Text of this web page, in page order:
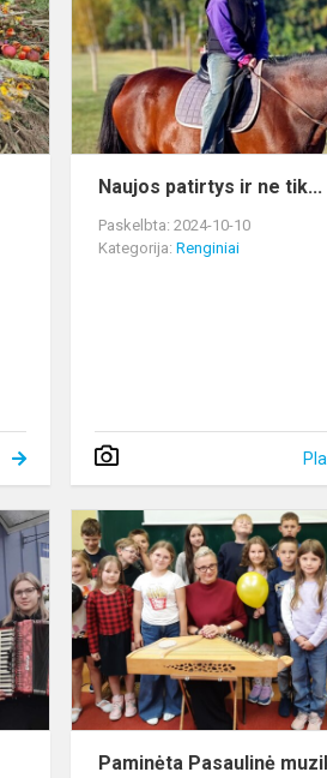
Naujos patirtys ir ne tik...
Paskelbta: 2024-10-10
Kategorija:Renginiai
Vyresnio
amžiaus
žmonių
savaitė
Paminėta Pasaulinė